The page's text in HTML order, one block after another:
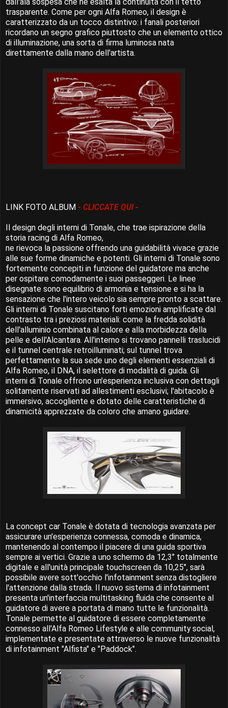
trasparente. Come per ogni Alfa Romeo, il design è
caratterizzato da un tocco distintivo: i fanali posteriori
ricordano un segno grafico piuttosto che un elemento ottico
di illuminazione, una sorta di firma luminosa nata
direttamente dalla mano dell'artista.
LINK FOTO ALBUM - CLICCATE QUI -
Il design degli interni di Tonale, che trae ispirazione della
storia racing di Alfa Romeo,
ne rievoca la passione offrendo una guidabilità vivace grazie
alle sue forme dinamiche e potenti. Gli interni di Tonale sono
fortemente concepiti in funzione del guidatore ma anche
per ospitare comodamente i suoi passeggeri. Le linee
disegnate sono equilibrio di armonia e tensione e si ha la
sensazione che l'intero veicolo sia sempre pronto a scattare.
Gli interni di Tonale suscitano forti emozioni amplificate dal
contrasto tra i preziosi materiali: come la fredda solidità
dell'alluminio combinata al calore e alla morbidezza della
pelle e dell'Alcantara. All'interno si trovano pannelli traslucidi
e il tunnel centrale retroilluminati; sul tunnel trova
perfettamente la sua sede uno degli elementi essenziali di
Alfa Romeo, il DNA, il selettore di modalità di guida. Gli
interni di Tonale offrono un'esperienza inclusiva con dettagli
solitamente riservati ad allestimenti esclusivi; l'abitacolo è
immersivo, accogliente e dotato delle caratteristiche di
dinamicità apprezzate da coloro che amano guidare.
La concept car Tonale è dotata di tecnologia avanzata per
assicurare un'esperienza connessa, comoda e dinamica,
mantenendo al contempo il piacere di una guida sportiva
sempre ai vertici. Grazie a uno schermo da 12,3" totalmente
digitale e all'unità principale touchscreen da 10,25", sarà
possibile avere sott'occhio l'infotainment senza distogliere
l'attenzione dalla strada. Il nuovo sistema di infotainment
presenta un'interfaccia multitasking fluida che consente al
guidatore di avere a portata di mano tutte le funzionalità.
Tonale permette al guidatore di essere completamente
connesso all'Alfa Romeo Lifestyle e alle community social,
implementate e presentate attraverso le nuove funzionalità
di infotainment "Alfista" e "Paddock".